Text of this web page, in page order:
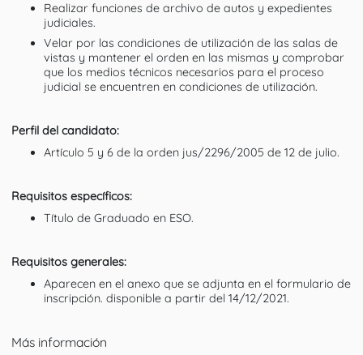
Realizar funciones de archivo de autos y expedientes
judiciales.
Velar por las condiciones de utilización de las salas de
vistas y mantener el orden en las mismas y comprobar
que los medios técnicos necesarios para el proceso
judicial se encuentren en condiciones de utilización.
Perfil del candidato:
Artículo 5 y 6 de la orden jus/2296/2005 de 12 de julio.
Requisitos específicos:
Título de Graduado en ESO.
Requisitos generales:
Aparecen en el anexo que se adjunta en el formulario de
inscripción. disponible a partir del 14/12/2021.
Más información